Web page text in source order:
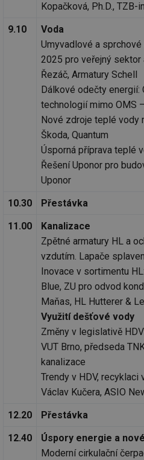
Kopačková, Ph.D., TZB-
9.10
Voda
Umyvadlové a
2025 pro veřejný
Řezáč, Armatury Schell
Dálkové odečty
technologií mimo OMS
Nové zdroje teplé vody
Škoda, Quantum
Úsporná příprava teplé
Řešení Uponor pro
Uponor
10.30
Přestávka
11.00
Kanalizace
Zpětné armatury HL a
vzdutím. Lapače
Inovace v sortimentu
Blue, ZU pro odvod
Maňas, HL Hutterer &
Využití dešťové vody
Změny v legislativě
VUT Brno, předseda
kanalizace
Trendy v HDV,
Václav Kučera, ASIO
12.20
Přestávka
12.40
Úspory energie a
Moderní cirkulační